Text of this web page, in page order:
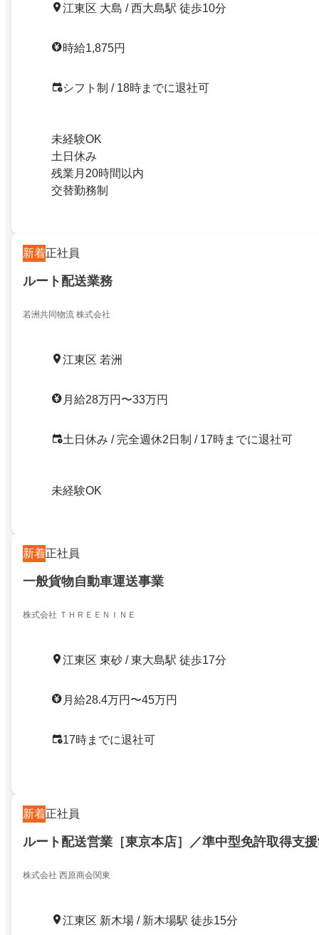
江東区 大島 / 西大島駅 徒歩10分
時給1,875円
シフト制 / 18時までに退社可
未経験OK
土日休み
残業月20時間以内
交替勤務制
新着正社員
ルート配送業務
若洲共同物流 株式会社
江東区 若洲
月給28万円〜33万円
土日休み / 完全週休2日制 / 17時までに退社可
未経験OK
新着正社員
一般貨物自動車運送事業
株式会社 ＴＨＲＥＥＮＩＮＥ
江東区 東砂 / 東大島駅 徒歩17分
月給28.4万円〜45万円
17時までに退社可
新着正社員
ルート配送営業［東京本店］／準中型免許取得支
株式会社 西原商会関東
江東区 新木場 / 新木場駅 徒歩15分